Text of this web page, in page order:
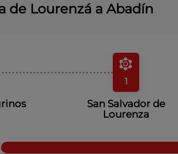
de Lourenzá a Abadín
1
San Salvador de
Lourenza